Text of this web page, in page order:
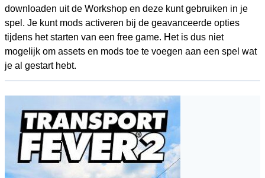
downloaden uit de Workshop en deze kunt gebruiken in je
spel. Je kunt mods activeren bij de geavanceerde opties
tijdens het starten van een free game. Het is dus niet
mogelijk om assets en mods toe te voegen aan een spel wat
je al gestart hebt.